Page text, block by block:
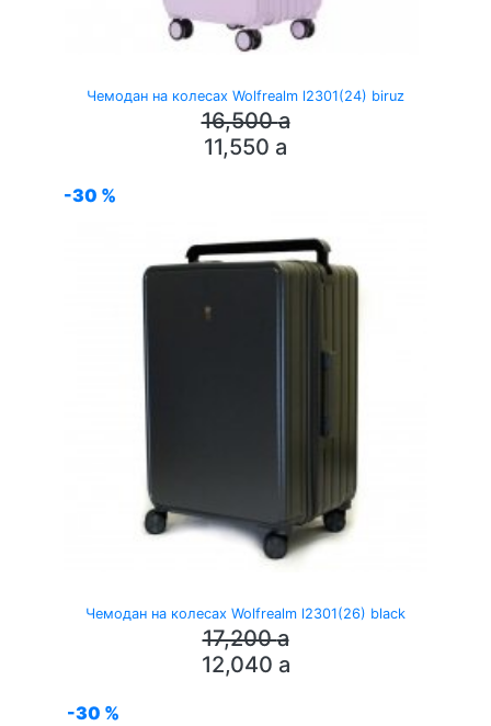
Чемодан на колесах Wolfrealm l2301(24) biruz
16,500a
11,550 a
-30 %
Чемодан на колесах Wolfrealm l2301(26) black
17,200a
12,040 a
-30 %